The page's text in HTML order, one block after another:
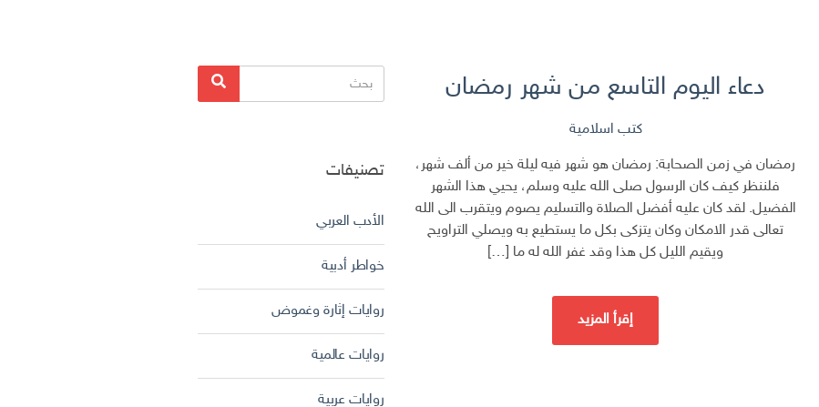
دعاء اليوم التاسع من شهر رمضان
كتب اسلامية
رمضان في زمن الصحابة: رمضان هو شهر فيه ليلة خير من ألف شهر،
فلننظر كيف كان الرسول صلى الله عليه وسلم، يحيي هذا الشهر
الفضيل. لقد كان عليه أفضل الصلاة والتسليم يصوم ويتقرب الى الله
تعالى قدر الامكان وكان يتزكى بكل ما يستطيع به ويصلي التراويح
ويقيم الليل كل هذا وقد غفر الله له ما […]
إقرأ المزيد
البحث
عن:
بحث
تصنيفات
الأدب العربي
خواطر أدبية
روايات إثارة وغموض
روايات عالمية
روايات عربية